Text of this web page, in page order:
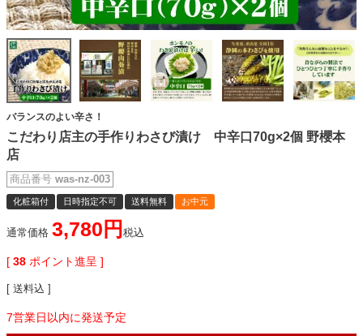
バランスのよい辛さ！
こだわり店主の手作りわさび漬け 中辛口70g×2個 野櫻本
店
商品番号 was-nz-003
化粧箱付 日時指定不可 送料無料 お中元
通常価格 3,780 税込
[ 38 ポイント進呈 ]
送料込
7営業日以内に発送予定